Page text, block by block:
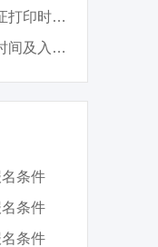
2026年4月全国各省自考准考证打印时间及入口汇...
2026年4月各省自学考试报名时间及入口汇总
条件
条件
条件